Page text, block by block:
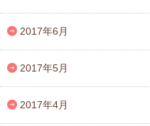
2017年6月
2017年5月
2017年4月